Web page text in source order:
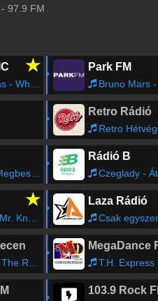
- 97.9 FM
★
The Love?
Park FM
Bruno Mars - I
Retro Rádió
Retro
a hetet
Rádió B
Czeglady -
★
It All
Laza Rádió
Csak
Jack
MegaDance
T.H. Express - (I'm) On Your
103.9 Rock